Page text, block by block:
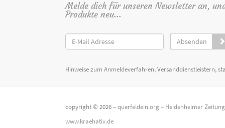
Melde dich für unseren Newsletter an,
Produkte neu...
Absenden
Hinweise zum Anmeldeverfahren, Versanddienstleistern,
copyright © 2026 –querfeldein.org– Heidenheimer
www.kraehativ.de